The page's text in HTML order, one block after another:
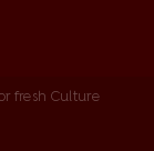
fresh Culture